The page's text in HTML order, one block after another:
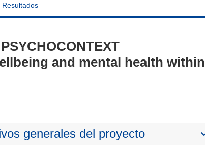
Resultados
and mental health within
generales del proyecto